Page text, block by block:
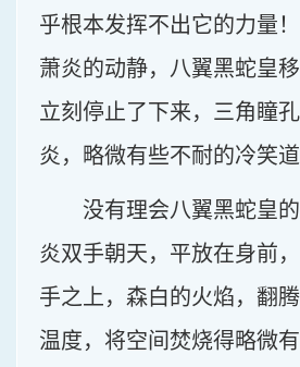
乎根本发挥不出它的力量
萧炎的动静，八翼黑蛇皇
立刻停止了下来，三角瞳
炎，略微有些不耐的冷笑道
没有理会八翼黑蛇皇
炎双手朝天，平放在身前
手之上，森白的火焰，翻
温度，将空间焚烧得略微